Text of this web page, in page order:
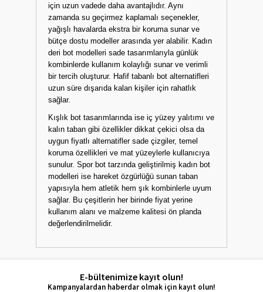
için uzun vadede daha avantajlıdır. Aynı
zamanda su geçirmez kaplamalı seçenekler,
yağışlı havalarda ekstra bir koruma sunar ve
bütçe dostu modeller arasında yer alabilir. Kadın
deri bot modelleri sade tasarımlarıyla günlük
kombinlerde kullanım kolaylığı sunar ve verimli
bir tercih oluşturur. Hafif tabanlı bot alternatifleri
uzun süre dışarıda kalan kişiler için rahatlık
sağlar.
Kışlık bot tasarımlarında ise iç yüzey yalıtımı ve
kalın taban gibi özellikler dikkat çekici olsa da
uygun fiyatlı alternatifler sade çizgiler, temel
koruma özellikleri ve mat yüzeylerle kullanıcıya
sunulur. Spor bot tarzında geliştirilmiş kadın bot
modelleri ise hareket özgürlüğü sunan taban
yapısıyla hem atletik hem şık kombinlerle uyum
sağlar. Bu çeşitlerin her birinde fiyat yerine
kullanım alanı ve malzeme kalitesi ön planda
değerlendirilmelidir.
E-bültenimize kayıt olun!